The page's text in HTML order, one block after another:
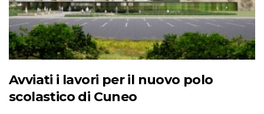
Avviati i lavori per il nuovo polo
scolastico di Cuneo